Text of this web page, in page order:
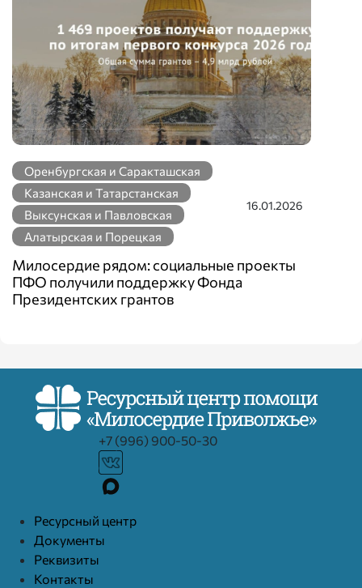
Оренбургская и Саракташская
Казанская и Татарстанская
Выксунская и Павловская
Алатырская и Порецкая
16.01.2026
Милосердие рядом: социальные проекты
ПФО получили поддержку Фонда
Президентских грантов
+7 (996) 900-50-30
Ресурcный центр
Документы
Реквизиты
Контакты